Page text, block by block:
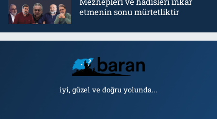
etmenin sonu mürtetliktir
iyi, güzel ve doğru yolunda...